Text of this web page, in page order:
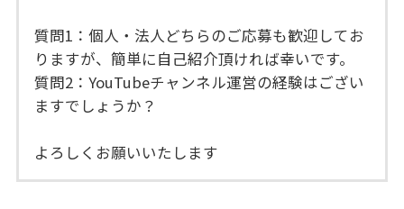
質問1：個人・法人どちらのご応募も歓迎してお
りますが、簡単に自己紹介頂ければ幸いです。
質問2：YouTubeチャンネル運営の経験はござい
ますでしょうか？
よろしくお願いいたします